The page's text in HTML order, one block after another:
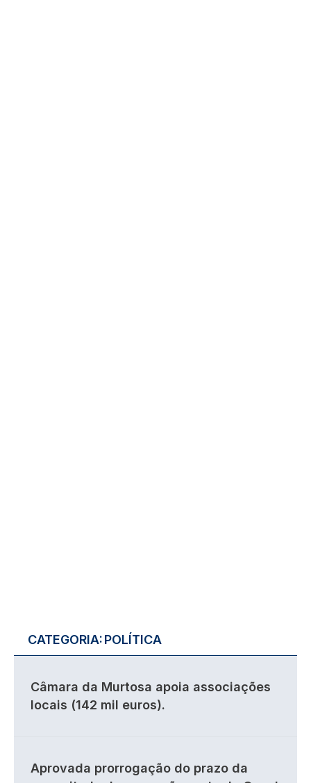
CATEGORIA:POLÍTICA
Câmara da Murtosa apoia associações
locais (142 mil euros).
Aprovada prorrogação do prazo da